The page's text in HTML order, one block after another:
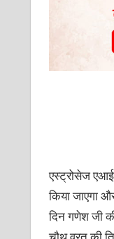
एस्ट्रोसेज
किया जाएगा
दिन गणेश जी